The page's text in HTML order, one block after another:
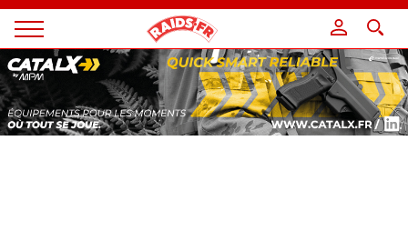
Magazine
Raids
Panneau de gestion des cookies